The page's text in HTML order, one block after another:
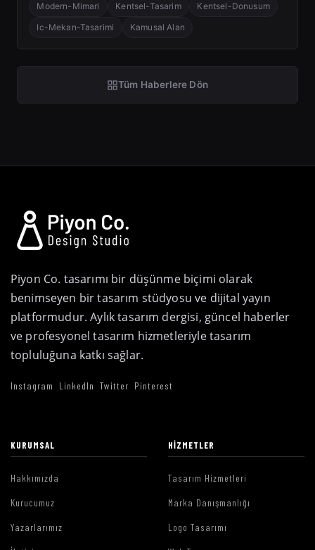
Modern-Mimari
Kentsel-Tasarim
Kentsel-Donusum
Ic-Mekan-Tasarimi
Kamusal Alan
Tüm Haberlere Dön
Piyon Co. tasarımı bir düşünme biçimi olarak
benimseyen bir tasarım stüdyosu ve dijital yayın
platformudur. Aylık tasarım dergisi, güncel haberler
ve profesyonel tasarım hizmetleriyle tasarım
topluluğuna katkı sağlar.
Instagram LinkedIn Twitter Pinterest
KURUMSAL
Hakkımızda
Kurucumuz
Yazarlarımız
HIZMETLER
Tasarım Hizmetleri
Marka Danışmanlığı
Logo Tasarımı